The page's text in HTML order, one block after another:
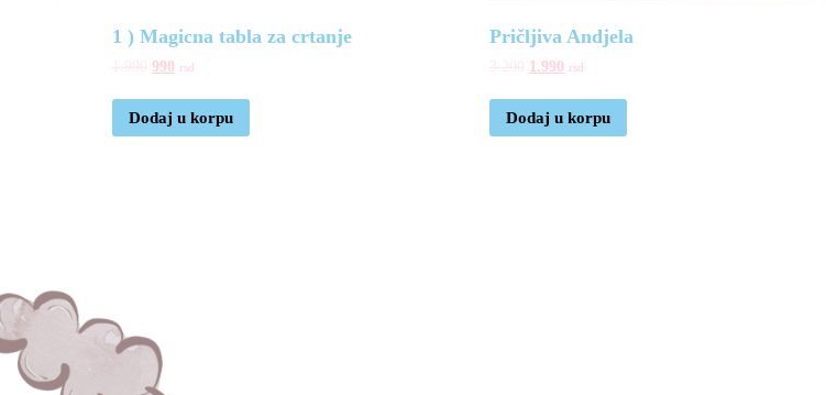
1 ) Magicna tabla za crtanje
990 rsd
Dodaj u korpu
Pričljiva Andjela
1.990 rsd
Dodaj u korpu